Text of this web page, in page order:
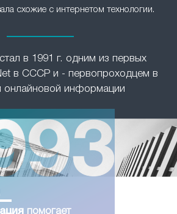
схожие с интернетом технологии.
в 1991 г. одним из первых
в СССР и - первопроходцем в
онлайновой информации
помогает